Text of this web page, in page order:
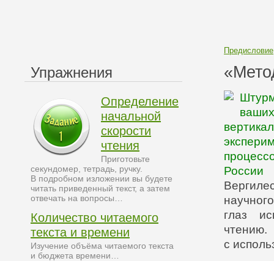
Упражнения
Определение
начальной
скорости
чтения
Приготовьте
секундомер, тетрадь, ручку.
В подробном изложении вы будете
читать приведенный текст, а затем
отвечать на вопросы…
Количество читаемого
текста и времени
Изучение объёма читаемого текста
и бюджета времени…
Предисловие
России
глаз
с